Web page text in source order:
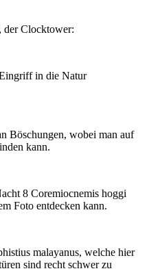
der Clocktower:
in die Natur
Böschungen, wobei man auf
kann.
8 Coremiocnemis hoggi
Foto entdecken kann.
malayanus, welche hier
sind recht schwer zu